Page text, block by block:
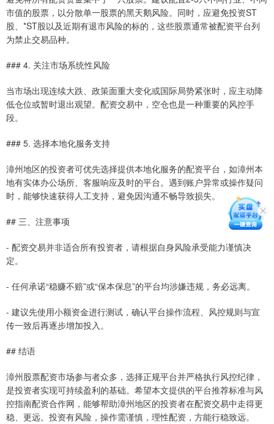
市值的股票，以分散单一股票的黑天鹅风险。同时，应避免投资ST
股、*ST股以及近期有退市风险的标的，这些股票通常被配资平台列
为禁止交易品种。
### 4. 关注市场系统性风险
当市场出现连续大跌、政策面重大变化或国际局势紧张时，应主动降
低仓位或暂时退出观望。配资交易中，空仓也是一种重要的风控手
段。
### 5. 选择本地化服务支持
漳州地区的投资者可优先选择提供本地化服务的配资平台，如漳州本
地有实体办公场所、客服响应及时的平台。遇到账户异常或操作疑问
时，能够快速获得人工支持，避免因沟通不畅导致损失。
## 三、注意事项
- 配资交易并非适合所有投资者，请根据自身风险承受能力谨慎决
定。
- 任何承诺“稳赚不赔”或“保本保息”的平台均涉嫌违规，务必远离。
- 建议先使用小额资金进行测试，确认平台操作流程、风控规则与宣
传一致后再逐步增加投入。
## 结语
漳州股票配资市场参与者众多，选择正规平台并严格执行风控纪律，
是投资者实现可持续盈利的基础。希望本文提供的平台推荐标准与风
控指南配资合作网，能够帮助漳州地区的投资者在配资交易中走得更
稳、更远。投资有风险，操作需谨慎，理性配资，方能行稳致远。